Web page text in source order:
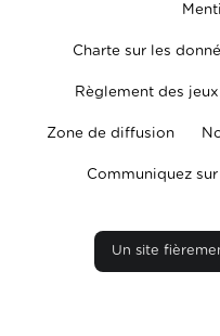
Charte sur les
Règlement des jeux
Zone de diffusion
Communiquez
Un site